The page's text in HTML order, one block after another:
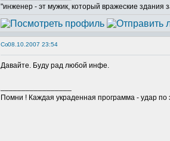
"инженер - эт мужик, который вражеские здания
08.10.2007 23:54
Давайте. Буду рад любой инфе.
Помни ! Каждая украденная программа - удар по